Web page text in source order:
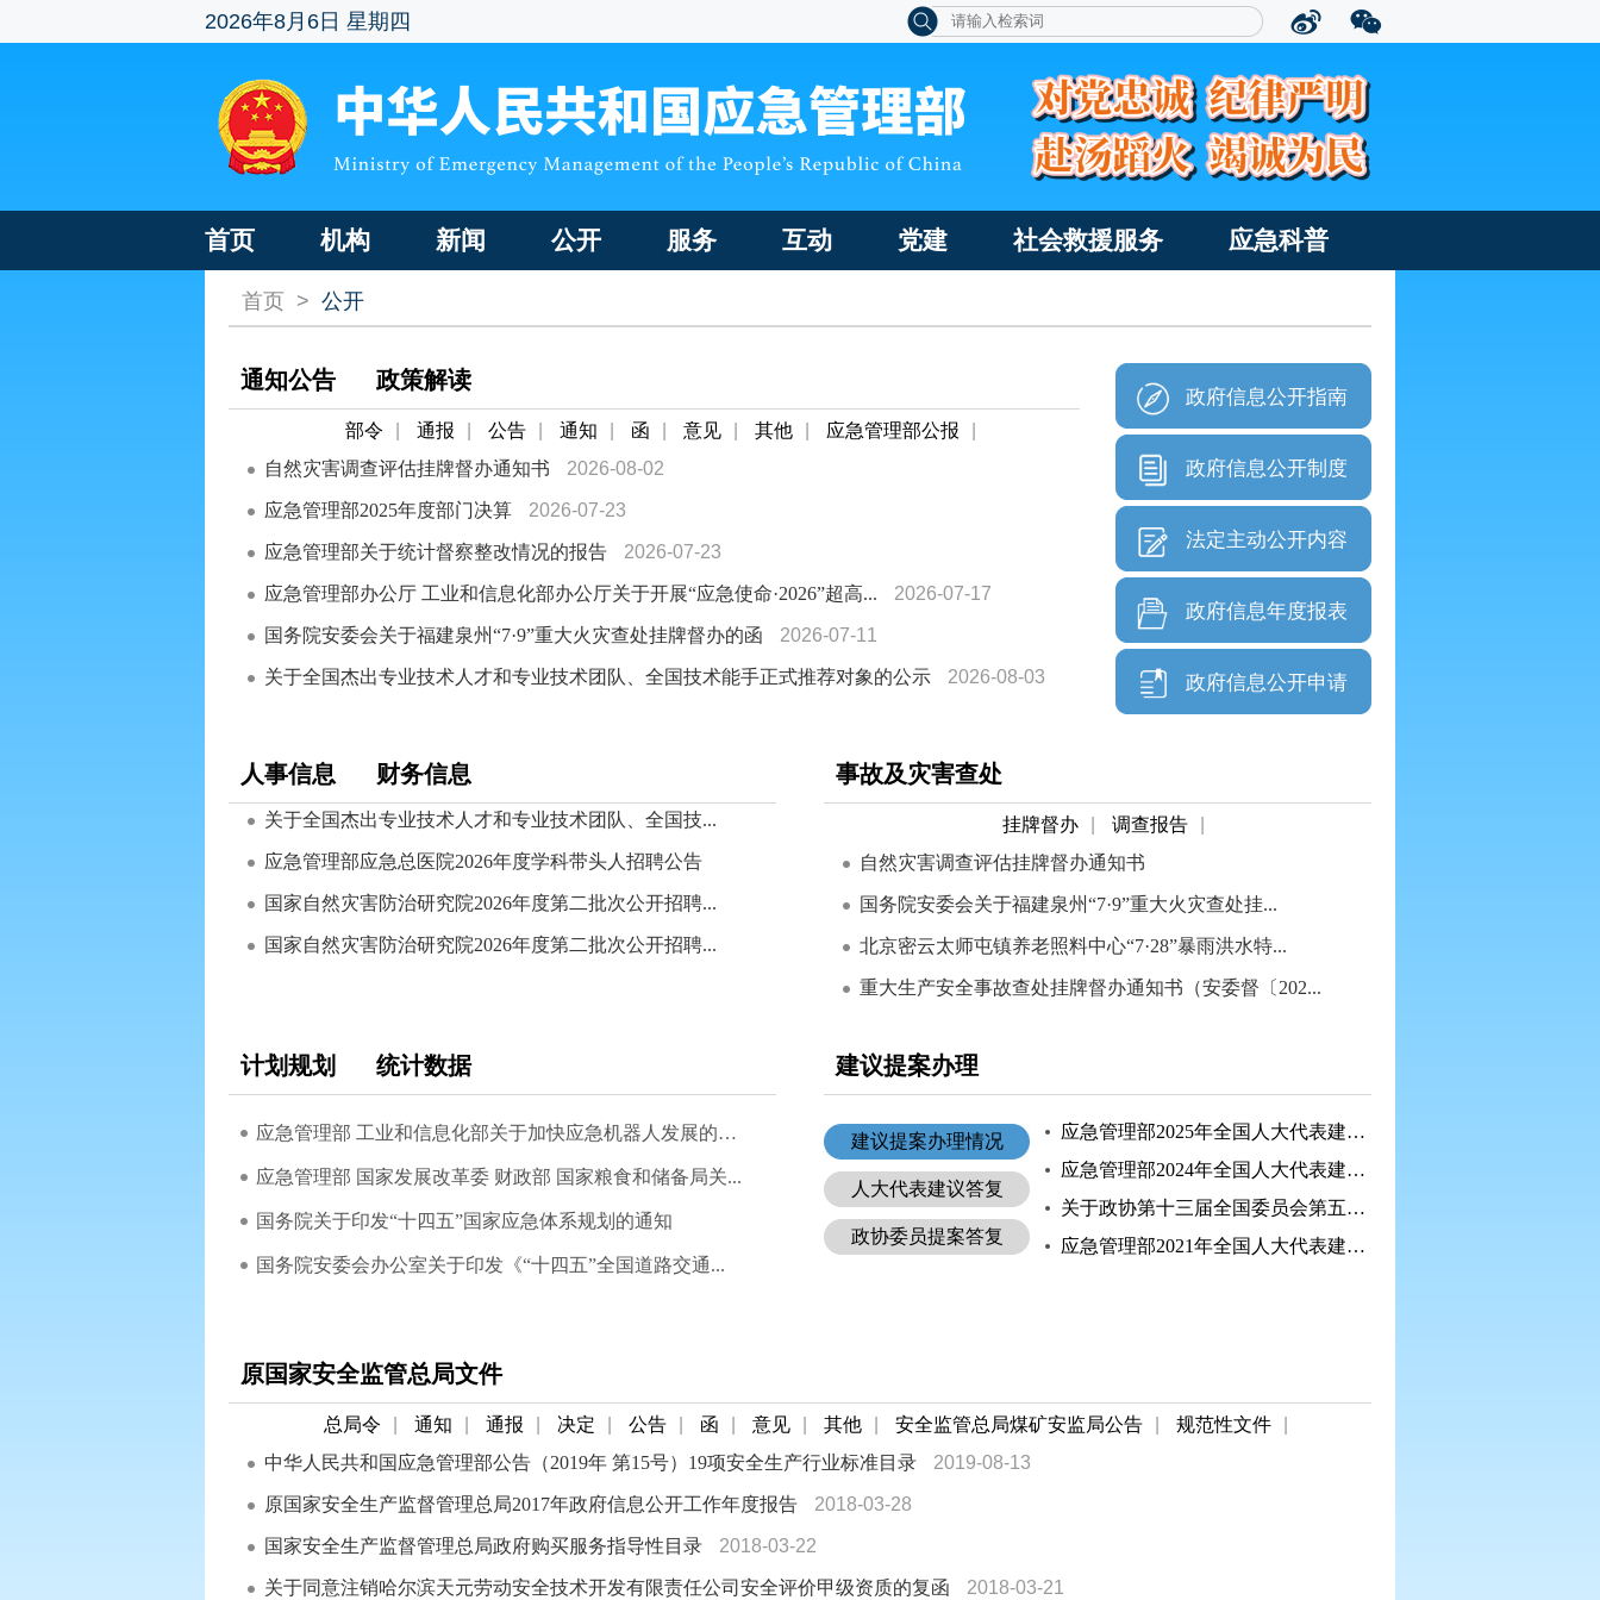
2026年8月6日 星期四
首页 机构 新闻 公开 服务 互动 党建 社会救援服务 应急科普
首页 > 公开
通知公告 政策解读
部令 通报 公告 通知 函 意见 其他 应急管理部公报
自然灾害调查评估挂牌督办通知书
2026-08-02
应急管理部2025年度部门决算 2026-07-23
应急管理部关于统计督察整改情况的报告 2026-07-23
应急管理部办公厅 工业和信息化部办公厅关于开展“应急使命·2026”超高... 2026-07-17
国务院安委会关于福建泉州“7·9”重大火灾查处挂牌督办的函 2026-07-11
关于全国杰出专业技术人才和专业技术团队、全国技术能手正式推荐对象的公示 2026-08-03
政府信息公开指南
政府信息公开制度
法定主动公开内容
政府信息年度报表
政府信息公开申请
人事信息 财务信息
关于全国杰出专业技术人才和专业技术团队、全国技...
应急管理部应急总医院2026年度学科带头人招聘公告
国家自然灾害防治研究院2026年度第二批次公开招聘...
国家自然灾害防治研究院2026年度第二批次公开招聘...
事故及灾害查处
挂牌督办 调查报告
自然灾害调查评估挂牌督办通知书
国务院安委会关于福建泉州“7·9”重大火灾查处挂...
北京密云太师屯镇养老照料中心“7·28”暴雨洪水特...
重大生产安全事故查处挂牌督办通知书（安委督〔202...
计划规划 统计数据
应急管理部 工业和信息化部关于加快应急机器人发展的指...
应急管理部 国家发展改革委 财政部 国家粮食和储备局关...
国务院关于印发“十四五”国家应急体系规划的通知
国务院安委会办公室关于印发《“十四五”全国道路交通...
建议提案办理
建议提案办理情况
人大代表建议答复
政协委员提案答复
应急管理部2025年全国人大代表建议和全国政协委员...
应急管理部2024年全国人大代表建议和全国政协委员...
关于政协第十三届全国委员会第五次会议第00202号（...
应急管理部2021年全国人大代表建议和全国政协委员...
原国家安全监管总局文件
总局令 通知 通报 决定 公告 函 意见 其他 安全监管总局煤矿安监局公告 规范性文件
中华人民共和国应急管理部公告（2019年 第15号）19项安全生产行业标准目录
2019-08-13
原国家安全生产监督管理总局2017年政府信息公开工作年度报告 2018-03-28
国家安全生产监督管理总局政府购买服务指导性目录 2018-03-22
关于同意注销哈尔滨天元劳动安全技术开发有限责任公司安全评价甲级资质的复函 2018-03-21